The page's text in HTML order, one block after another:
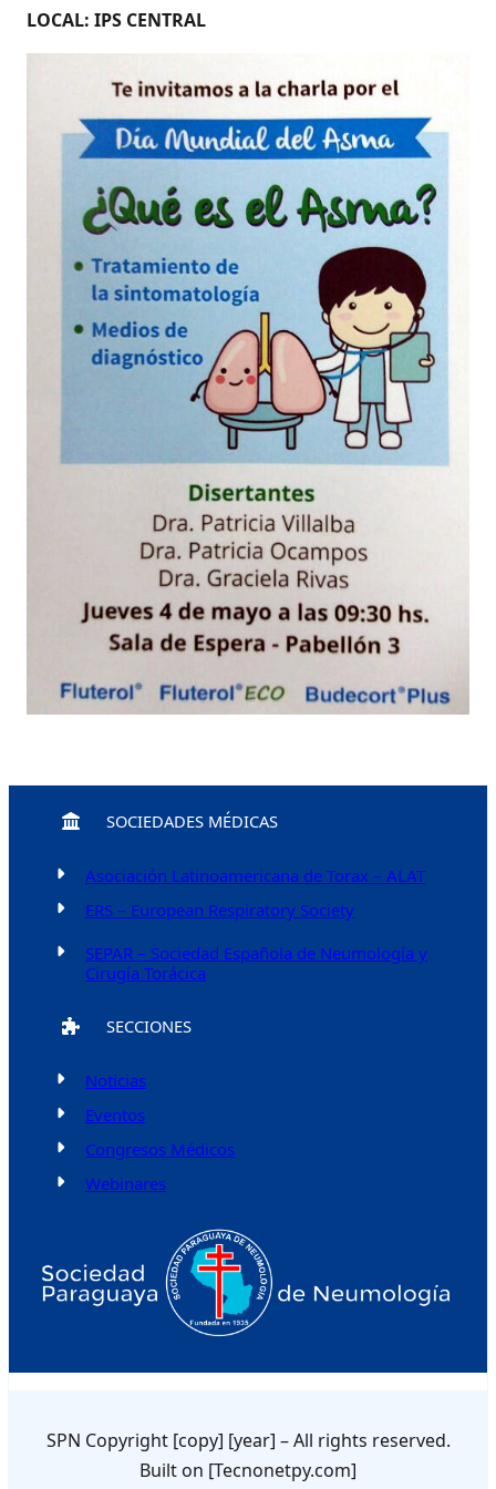
LOCAL: IPS CENTRAL
SOCIEDADES MÉDICAS
Asociación Latinoamericana de Torax – ALAT
ERS – European Respiratory Society
SEPAR – Sociedad Española de Neumología y
Cirugía Torácica
SECCIONES
Noticias
Eventos
Congresos Médicos
Webinares
SPN Copyright [copy] [year] – All rights reserved.
Built on [Tecnonetpy.com]